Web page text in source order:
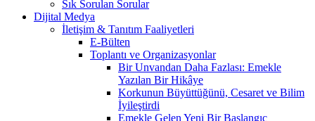
Sık Sorulan Sorular
Dijital Medya
İletişim & Tanıtım Faaliyetleri
E-Bülten
Toplantı ve Organizasyonlar
Bir Unvandan Daha Fazlası: Emekle
Yazılan Bir Hikâye
Korkunun Büyüttüğünü, Cesaret ve Bilim
İyileştirdi
Emekle Gelen Yeni Bir Başlangıç